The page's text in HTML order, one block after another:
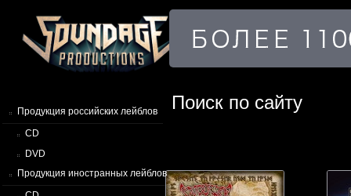
Продукция российских лейблов
CD
DVD
Продукция иностранных лейблов
Поиск по сайту